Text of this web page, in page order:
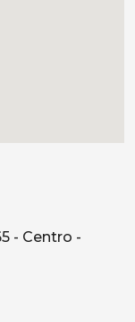
- Centro -